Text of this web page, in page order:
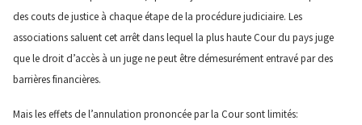
des couts de justice à chaque étape de la procédure judiciaire. Les
associations saluent cet arrêt dans lequel la plus haute Cour du pays juge
que le droit d’accès à un juge ne peut être démesurément entravé par des
barrières financières.
Mais les effets de l’annulation prononcée par la Cour sont limités: